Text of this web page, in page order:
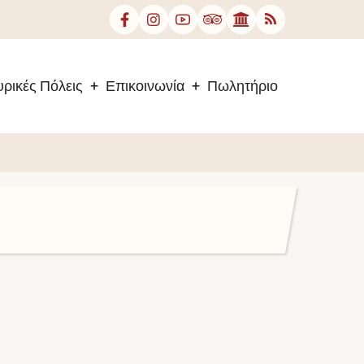
Πόλεις Επικοινωνία Πωλητήριο